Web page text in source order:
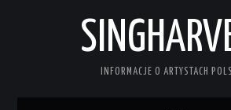
INFORMACJE O ARTYSTACH